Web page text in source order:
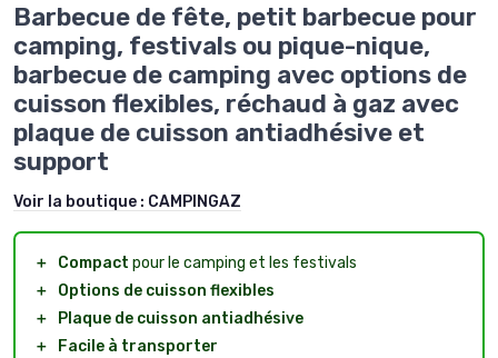
Barbecue de fête, petit barbecue pour
camping, festivals ou pique-nique,
barbecue de camping avec options de
cuisson flexibles, réchaud à gaz avec
plaque de cuisson antiadhésive et
support
Voir la boutique : CAMPINGAZ
＋ Compact pour le camping et les festivals
＋
Options de cuisson flexibles
＋
Plaque de cuisson antiadhésive
＋
Facile à transporter